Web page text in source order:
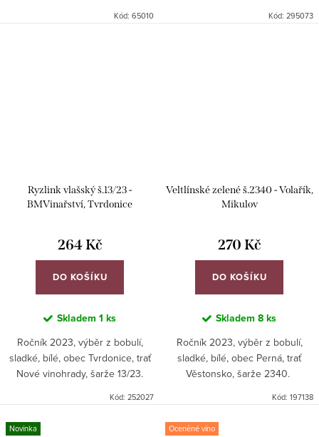
Stříbrná medaile AWC Vienna
Kód: 65010 Kód: 295073
Ryzlink vlašský š.13/23 -
BMVinařství, Tvrdonice
264 Kč
DO KOŠÍKU
Skladem 1 ks
Ročník 2023, výběr z bobulí,
sladké, bílé, obec Tvrdonice, trať
Nové vinohrady, šarže 13/23.
Kód: 252027
Veltlínské zelené š.2340 - Volařík,
Mikulov
270 Kč
DO KOŠÍKU
Skladem 8 ks
Ročník 2023, výběr z bobulí,
sladké, bílé, obec Perná, trať
Věstonsko, šarže 2340.
Kód: 197138
Novinka Oceněné víno